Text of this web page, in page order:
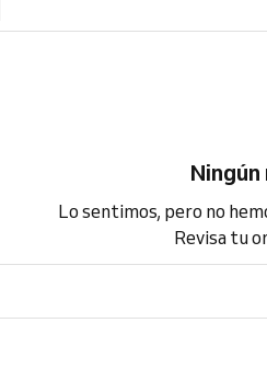
Lo sentimos, pero no
Revisa tu